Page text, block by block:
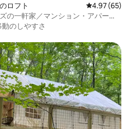
ロフト レビュー65
4.97 (65)
の一軒家／マンション・アパート
動のしやすさ
です。